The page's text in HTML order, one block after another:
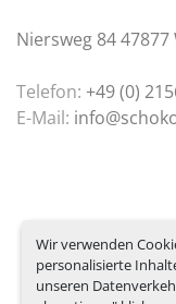
Wir verwenden
personalisierte
unseren
Niersweg 84
Telefon: +49 (0)
E-Mail: